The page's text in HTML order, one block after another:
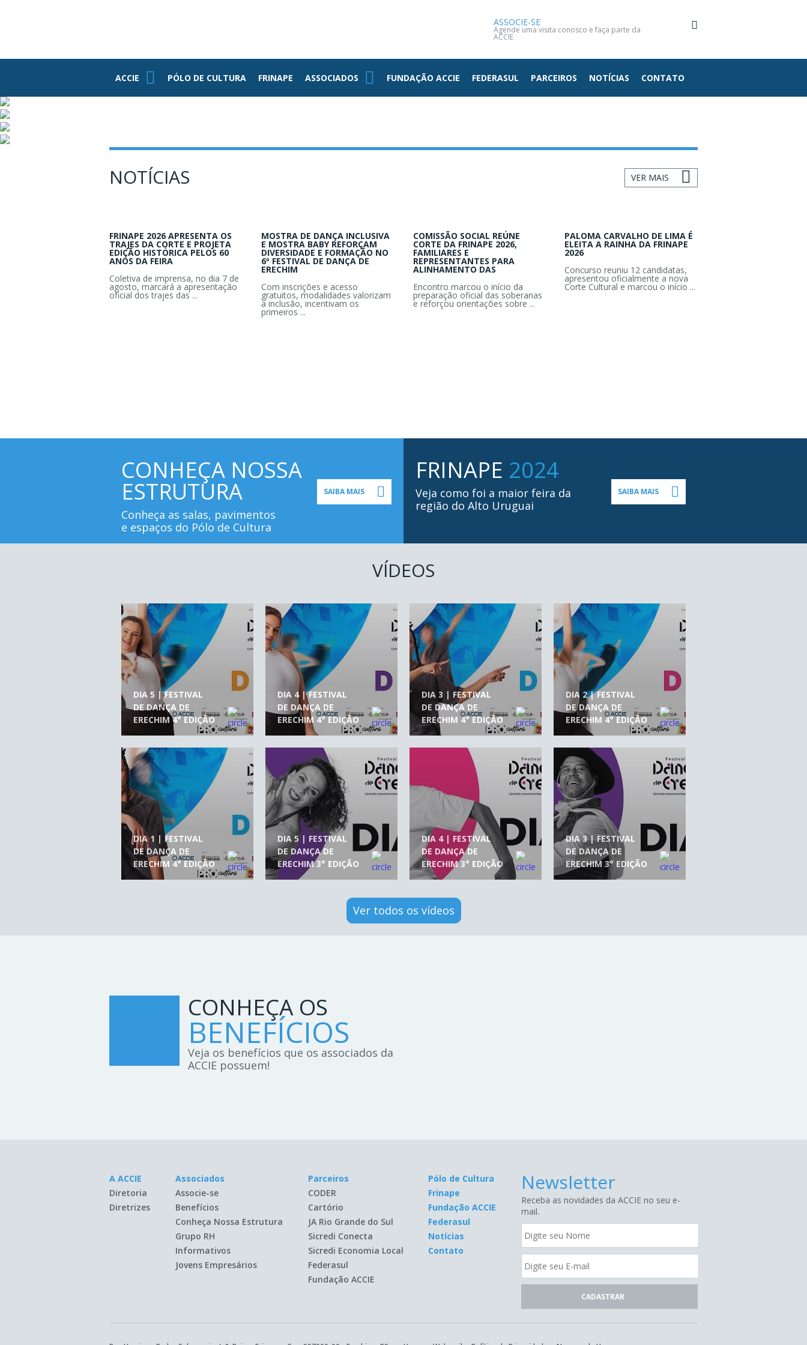
ACCIE
ASSOCIE-SE
Agende uma visita conosco e faça parte da
ACCIE
ACCIE PÓLO DE CULTURA FRINAPE ASSOCIADOS FUNDAÇÃO ACCIE FEDERASUL PARCEIROS NOTÍCIAS CONTATO
NOTÍCIAS VER MAIS
FRINAPE 2026 APRESENTA OS
TRAJES DA CORTE E PROJETA
EDIÇÃO HISTÓRICA PELOS 60
ANOS DA FEIRA
Coletiva de imprensa, no dia 7 de
agosto, marcará a apresentação
oficial dos trajes das ...
MOSTRA DE DANÇA INCLUSIVA
E MOSTRA BABY REFORÇAM
DIVERSIDADE E FORMAÇÃO NO
6º FESTIVAL DE DANÇA DE
ERECHIM
Com inscrições e acesso
gratuitos, modalidades valorizam
a inclusão, incentivam os
primeiros ...
COMISSÃO SOCIAL REÚNE
CORTE DA FRINAPE 2026,
FAMILIARES E
REPRESENTANTES PARA
ALINHAMENTO DAS
Encontro marcou o início da
preparação oficial das soberanas
e reforçou orientações sobre ...
PALOMA CARVALHO DE LIMA É
ELEITA A RAINHA DA FRINAPE
2026
Concurso reuniu 12 candidatas,
apresentou oficialmente a nova
Corte Cultural e marcou o início ...
CONHEÇA NOSSA
ESTRUTURA
Conheça as salas, pavimentos
e espaços do Pólo de Cultura
SAIBA MAIS
FRINAPE 2024
Veja como foi a maior feira da
região do Alto Uruguai
SAIBA MAIS
VÍDEOS
DIA 5 | FESTIVAL
DE DANÇA DE
ERECHIM 4° EDIÇÃO
DIA 4 | FESTIVAL
DE DANÇA DE
ERECHIM 4° EDIÇÃO
DIA 3 | FESTIVAL
DE DANÇA DE
ERECHIM 4° EDIÇÃO
DIA 2 | FESTIVAL
DE DANÇA DE
ERECHIM 4° EDIÇÃO
DIA 1 | FESTIVAL
DE DANÇA DE
ERECHIM 4° EDIÇÃO
DIA 5 | FESTIVAL
DE DANÇA DE
ERECHIM 3° EDIÇÃO
DIA 4 | FESTIVAL
DE DANÇA DE
ERECHIM 3° EDIÇÃO
DIA 3 | FESTIVAL
DE DANÇA DE
ERECHIM 3° EDIÇÃO
Ver todos os vídeos
CONHEÇA OS
BENEFÍCIOS
Veja os benefícios que os associados da
ACCIE possuem!
A ACCIE
Diretoria
Diretrizes
Associados
Associe-se
Benefícios
Conheça Nossa Estrutura
Grupo RH
Informativos
Jovens Empresários
Parceiros
CODER
Cartório
JA Rio Grande do Sul
Sicredi Conecta
Sicredi Economia Local
Federasul
Fundação ACCIE
Pólo de Cultura
Frinape
Fundação ACCIE
Federasul
Notícias
Contato
Newsletter
Receba as novidades da ACCIE no seu e-
mail.